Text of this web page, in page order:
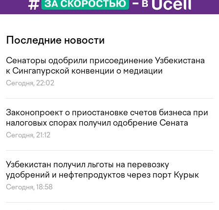
Последние новости
Сенаторы одобрили присоединение Узбекистана
к Сингапурской конвенции о медиации
Сегодня, 22:02
Законопроект о приостановке счетов бизнеса при
налоговых спорах получил одобрение Сената
Сегодня, 21:12
Узбекистан получил льготы на перевозку
удобрений и нефтепродуктов через порт Курык
Сегодня, 18:58